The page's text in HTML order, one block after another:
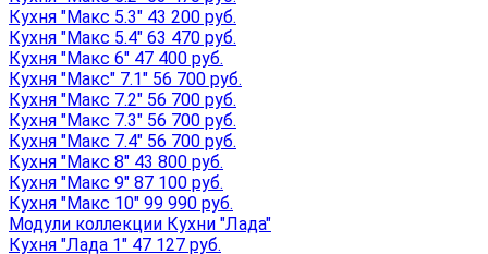
Кухня "Макс 5.3" 43 200 руб.
Кухня "Макс 5.4" 63 470 руб.
Кухня "Макс 6" 47 400 руб.
Кухня "Макс" 7.1" 56 700 руб.
Кухня "Макс 7.2" 56 700 руб.
Кухня "Макс 7.3" 56 700 руб.
Кухня "Макс 7.4" 56 700 руб.
Кухня "Макс 8" 43 800 руб.
Кухня "Макс 9" 87 100 руб.
Кухня "Макс 10" 99 990 руб.
Модули коллекции Кухни "Лада"
Кухня "Лада 1" 47 127 руб.